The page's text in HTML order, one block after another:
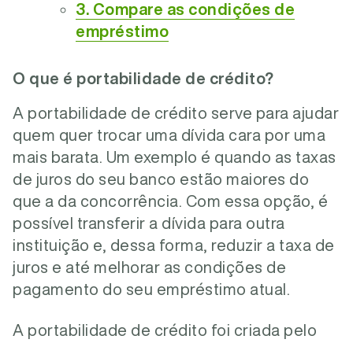
3. Compare as condições de
empréstimo
O que é portabilidade de crédito?
A portabilidade de crédito serve para ajudar
quem quer trocar uma dívida cara por uma
mais barata. Um exemplo é quando as taxas
de juros do seu banco estão maiores do
que a da concorrência. Com essa opção, é
possível transferir a dívida para outra
instituição e, dessa forma, reduzir a taxa de
juros e até melhorar as condições de
pagamento do seu empréstimo atual.
A portabilidade de crédito foi criada pelo